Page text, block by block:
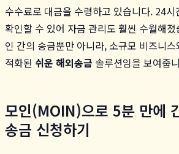
수수료로 대금을 수령하고 있습니다. 24
확인할 수 있어 자금 관리도 훨씬 수월해
인 간의 송금뿐만 아니라, 소규모 비즈니
적화된 쉬운 해외송금 솔루션임을 보여줍
모인(MOIN)으로 5분 만에
송금 신청하기